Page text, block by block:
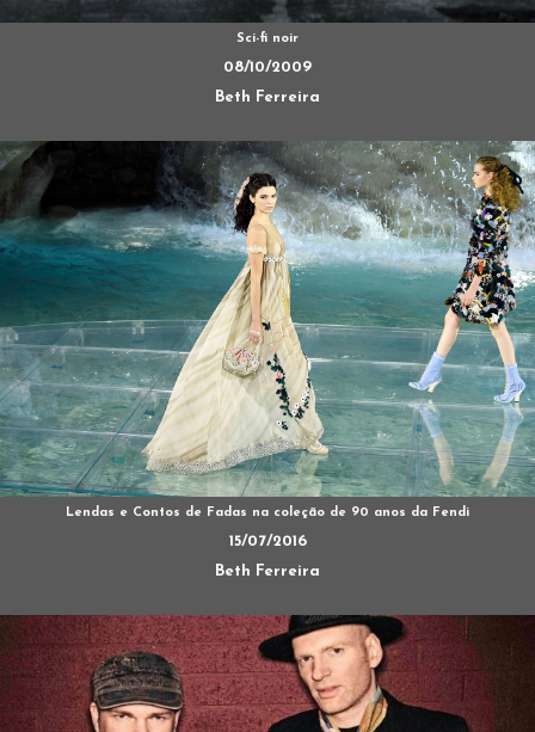
Sci-fi noir
08/10/2009
Beth Ferreira
Lendas e Contos de Fadas na coleção de 90 anos da Fendi
15/07/2016
Beth Ferreira